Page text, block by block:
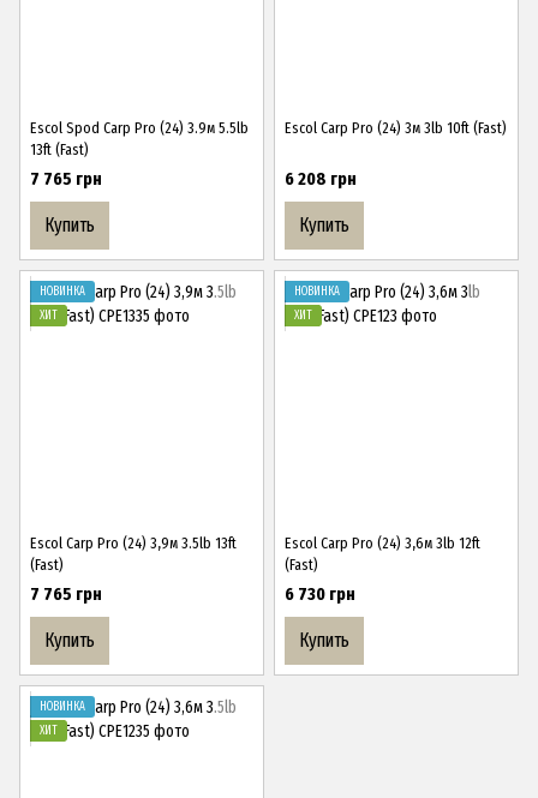
Escol Spod Carp Pro (24) 3.9м 5.5lb
13ft (Fast)
7 765 грн
Купить
Escol Carp Pro (24) 3м 3lb 10ft (Fast)
6 208 грн
Купить
НОВИНКА
ХИТ
Escol Carp Pro (24) 3,9м 3.5lb 13ft
(Fast)
7 765 грн
Купить
НОВИНКА
ХИТ
Escol Carp Pro (24) 3,6м 3lb 12ft
(Fast)
6 730 грн
Купить
НОВИНКА
ХИТ